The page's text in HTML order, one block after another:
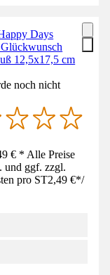
Days
12,5x17,5 cm
noch nicht
€ * Alle Preise
und ggf. zzgl.
pro ST2,49 €*/